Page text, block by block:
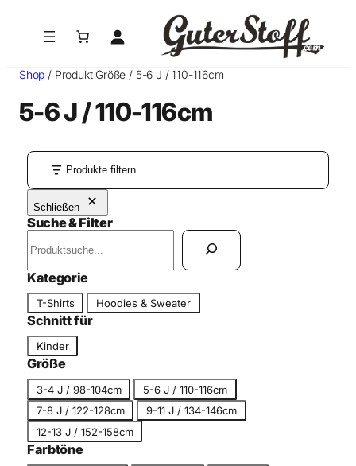
Shop / Produkt Größe / 5-6 J / 110-116cm
5-6 J / 110-116cm
Produkte filtern
Schließen
Suche & Filter
u
c
h
e
n
Kategorie
a
t
e
g
r
i
e
T-Shirts Hoodies & Sweater
Schnitt für
c
h
n
t
Kinder
Größe
r
ö
ß
e
3-4 J / 98-104cm
5-6 J / 110-116cm
7-8 J / 122-128cm
9-11 J / 134-146cm
12-13 J / 152-158cm
Farbtöne